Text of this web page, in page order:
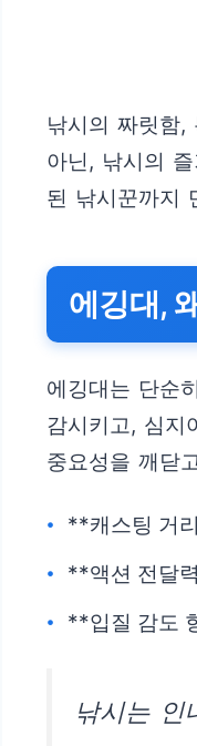
낚시의 짜릿함
아닌, 낚시의
된 낚시꾼까지
에깅대,
에깅대는 단순
감시키고, 심지
중요성을 깨닫
**캐스팅 거
**액션 전달
**입질 감도
낚시는 인